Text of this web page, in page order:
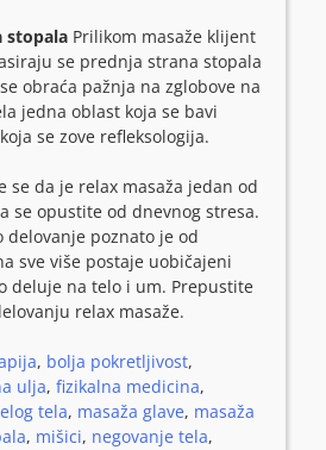
stopala Prilikom masaže klijent
se prednja strana stopala
obraća pažnja na zglobove na
jedna oblast koja se bavi
se zove refleksologija.
se da je relax masaža jedan od
se opustite od dnevnog stresa.
delovanje poznato je od
sve više postaje uobičajeni
deluje na telo i um. Prepustite
relax masaže.
, bolja pokretljivost,
ulja, fizikalna medicina,
tela, masaža glave, masaža
, mišici, negovanje tela,